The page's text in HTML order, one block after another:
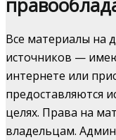
Все материалы на
источников —
интернете или
предоставляются
целях. Права на
владельцам.